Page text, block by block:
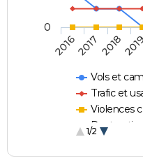
Vols et
Trafic et
Violences
1/2
20162017 2018
0